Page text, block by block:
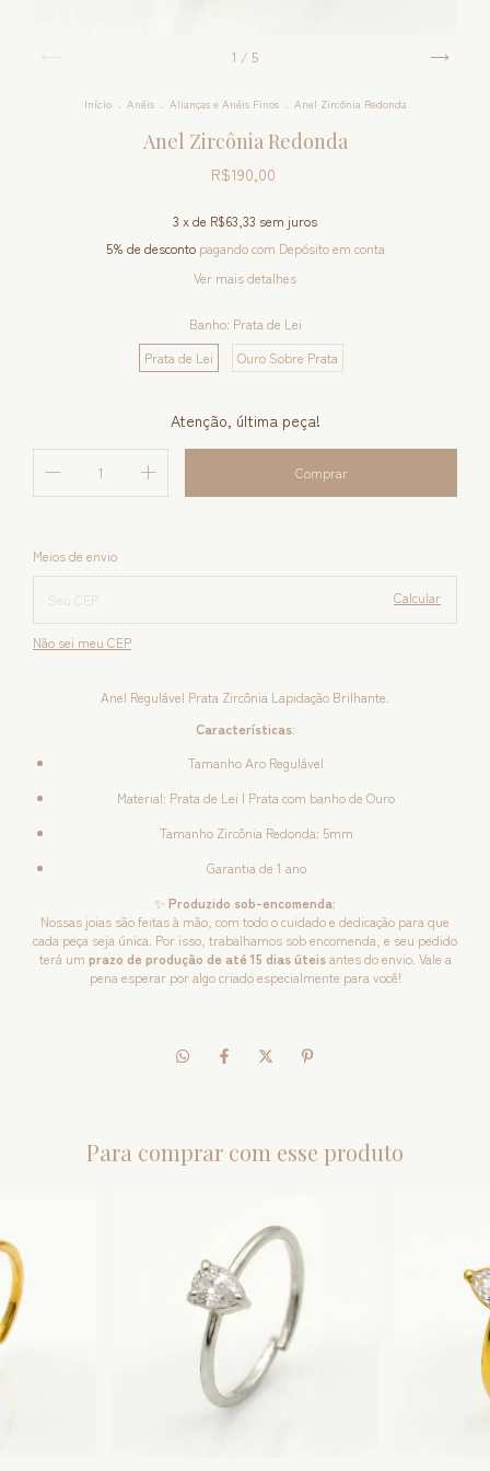
1 / 5
Início . Anéis . Alianças e Anéis Finos . Anel Zircônia Redonda
Anel Zircônia Redonda
R$190,00
3 x de R$63,33 sem juros
5% de descontopagando com Depósito em conta
Ver mais detalhes
Banho: Prata de Lei
Prata de Lei
Ouro Sobre Prata
Atenção, última peça!
Entregas para o CEP:
Meios de envio
Calcular
Não sei meu CEP
Anel Regulável Prata Zircônia Lapidação Brilhante.
Características:
Tamanho Aro Regulável
Material: Prata de Lei | Prata com banho de Ouro
Tamanho Zircônia Redonda: 5mm
Garantia de 1 ano
✨ Produzido sob-encomenda:
Nossas joias são feitas à mão, com todo o cuidado e dedicação para que
cada peça seja única. Por isso, trabalhamos sob encomenda, e seu pedido
terá um prazo de produção de até 15 dias úteisantes do envio. Vale a
pena esperar por algo criado especialmente para você!
Para comprar com esse produto